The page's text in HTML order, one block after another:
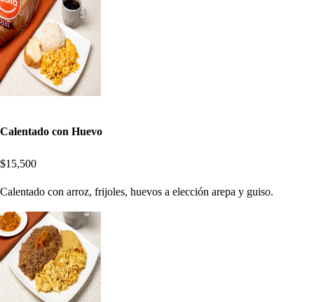
Calentado con Huevo
$15,500
Calentado con arroz, frijoles, huevos a elección arepa y guiso.